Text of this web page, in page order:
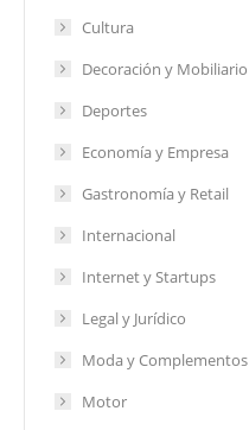
Cultura
Decoración y Mobiliario
Deportes
Economía y Empresa
Gastronomía y Retail
Internacional
Internet y Startups
Legal y Jurídico
Moda y Complementos
Motor